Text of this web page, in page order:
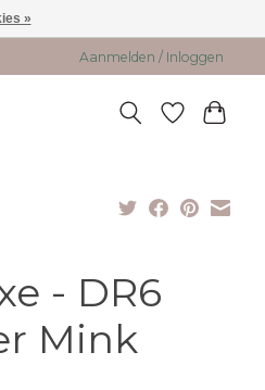
Aanmelden / Inloggen
- DR6
Mink
»